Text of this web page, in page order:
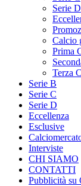
Serie D
Calcio
Prima
Terza
Serie B
Serie C
Serie D
Eccellenza
Esclusive
Interviste
CHI SIAMO
CONTATTI
Pubblicità su